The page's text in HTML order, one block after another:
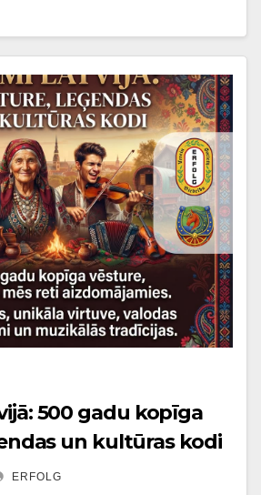
500 gadu kopīga
un kultūras kodi
ERFOLG